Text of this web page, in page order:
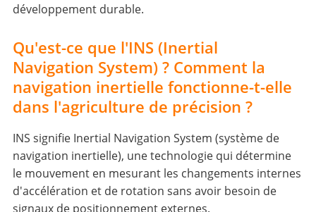
développement durable.
Qu'est-ce que l'INS (Inertial
Navigation System) ? Comment la
navigation inertielle fonctionne-t-elle
dans l'agriculture de précision ?
INS signifie Inertial Navigation System (système de
navigation inertielle), une technologie qui détermine
le mouvement en mesurant les changements internes
d'accélération et de rotation sans avoir besoin de
signaux de positionnement externes.